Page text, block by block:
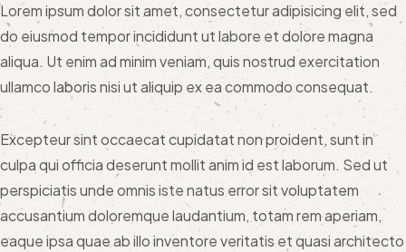
Lorem ipsum dolor sit amet, consectetur adipisicing elit, sed
do eiusmod tempor incididunt ut labore et dolore magna
aliqua. Ut enim ad minim veniam, quis nostrud exercitation
ullamco laboris nisi ut aliquip ex ea commodo consequat.
Excepteur sint occaecat cupidatat non proident, sunt in
culpa qui officia deserunt mollit anim id est laborum. Sed ut
perspiciatis unde omnis iste natus error sit voluptatem
accusantium doloremque laudantium, totam rem aperiam,
eaque ipsa quae ab illo inventore veritatis et quasi architecto